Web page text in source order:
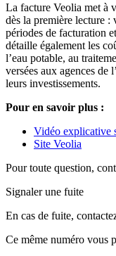
La facture Veolia met à
dès la première lecture :
périodes de facturation
détaille également les
l’eau potable, au
versées aux agences de
leurs investissements.
Pour en savoir plus :
Vidéo explicative
Site Veolia
Pour toute question,
Signaler une fuite
En cas de fuite,
Ce même numéro vous